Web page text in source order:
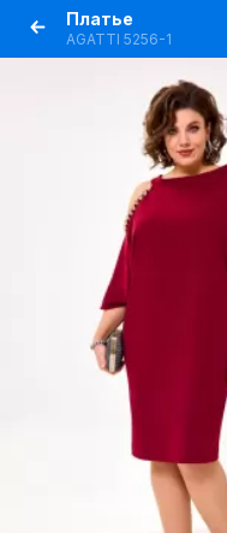
Платье
AGATTI 5256-1